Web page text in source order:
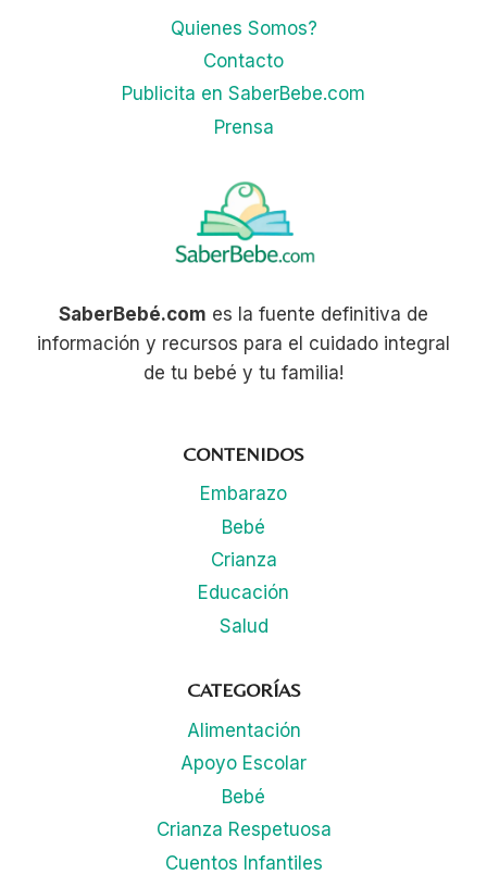
Quienes Somos?
Contacto
Publicita en SaberBebe.com
Prensa
SaberBebé.com es la fuente definitiva de
información y recursos para el cuidado integral
de tu bebé y tu familia!
CONTENIDOS
Embarazo
Bebé
Crianza
Educación
Salud
CATEGORÍAS
Alimentación
Apoyo Escolar
Bebé
Crianza Respetuosa
Cuentos Infantiles